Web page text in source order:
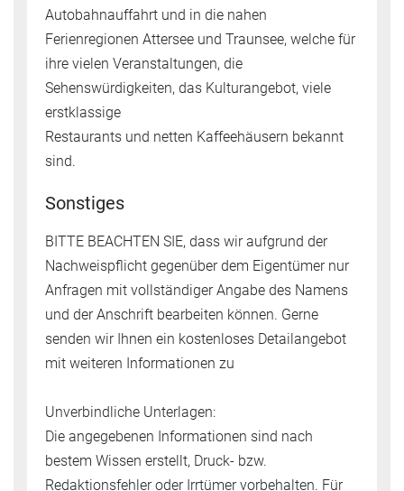
Autobahnauffahrt und in die nahen
Ferienregionen Attersee und Traunsee, welche für
ihre vielen Veranstaltungen, die
Sehenswürdigkeiten, das Kulturangebot, viele
erstklassige
Restaurants und netten Kaffeehäusern bekannt
sind.
Sonstiges
BITTE BEACHTEN SIE, dass wir aufgrund der
Nachweispflicht gegenüber dem Eigentümer nur
Anfragen mit vollständiger Angabe des Namens
und der Anschrift bearbeiten können. Gerne
senden wir Ihnen ein kostenloses Detailangebot
mit weiteren Informationen zu
Unverbindliche Unterlagen:
Die angegebenen Informationen sind nach
bestem Wissen erstellt, Druck- bzw.
Redaktionsfehler oder Irrtümer vorbehalten. Für